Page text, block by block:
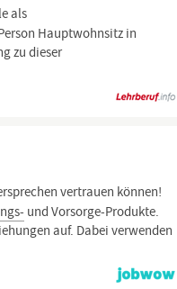
als
Hauptwohnsitz in
zu dieser
vertrauen können!
und Vorsorge-Produkte.
auf. Dabei verwenden